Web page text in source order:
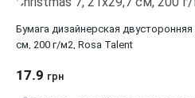
Бумага дизайнерская
см, 200 г/м2, Rosa Talent
17.9 грн